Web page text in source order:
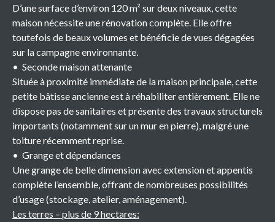
D’une surface d’environ 120 m² sur deux niveaux, cette
maison nécessite une rénovation complète. Elle offre
toutefois de beaux volumes et bénéficie de vues dégagées
sur la campagne environnante.
Seconde maison attenante
Située à proximité immédiate de la maison principale, cette
petite bâtisse ancienne est à réhabiliter entièrement. Elle ne
dispose pas de sanitaires et présente des travaux structurels
importants (notamment sur un mur en pierre), malgré une
toiture récemment reprise.
Grange et dépendances
Une grange de belle dimension avec extension et appentis
complète l’ensemble, offrant de nombreuses possibilités
d’usage (stockage, atelier, aménagement).
Les terres – plus de 9 hectares: